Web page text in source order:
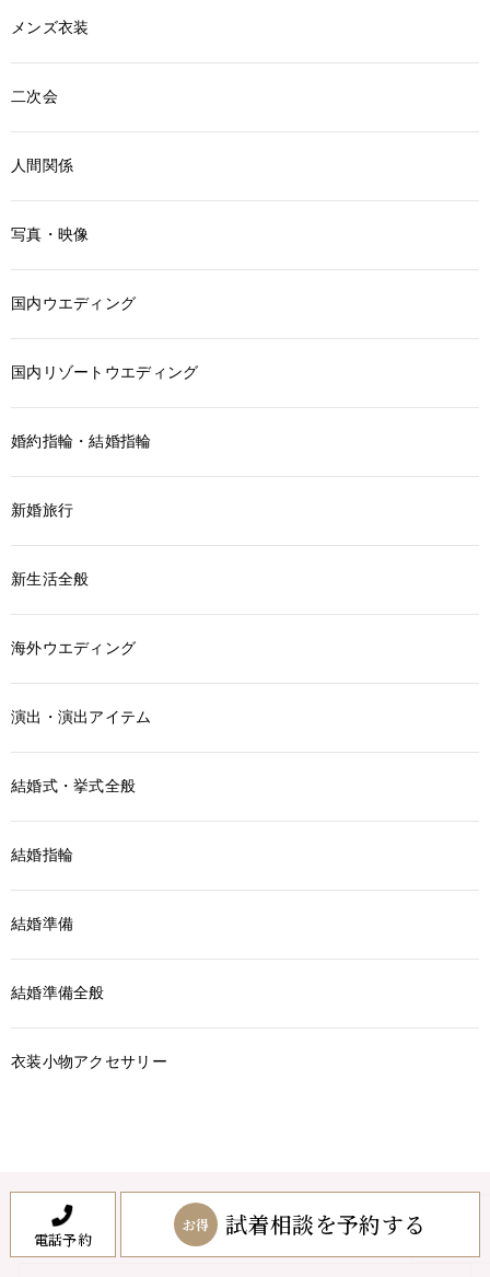
電話予約
お得 試着相談を予約する
メンズ衣装
二次会
人間関係
写真・映像
国内ウエディング
国内リゾートウエディング
婚約指輪・結婚指輪
新婚旅行
新生活全般
海外ウエディング
演出・演出アイテム
結婚式・挙式全般
結婚指輪
結婚準備
結婚準備全般
衣装小物アクセサリー